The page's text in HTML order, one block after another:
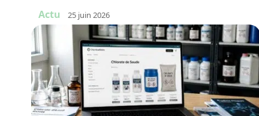
Actu 25 juin 2026